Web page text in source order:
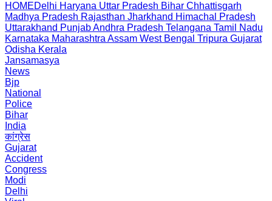
HOMEDelhi Haryana Uttar Pradesh Bihar Chhattisgarh
Madhya Pradesh Rajasthan Jharkhand Himachal Pradesh
Uttarakhand PunjabAndhra Pradesh Telangana Tamil Nadu
Karnataka Maharashtra Assam West Bengal Tripura Gujarat
Odisha Kerala
Jansamasya
News
Bjp
National
Police
Bihar
India
कांग्रेस
Gujarat
Accident
Congress
Modi
Delhi